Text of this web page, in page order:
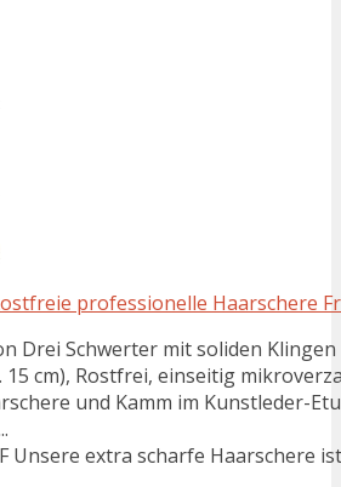
professionelle Haarschere
Drei Schwerter mit soliden
15 cm), Rostfrei, einseitig
und Kamm im Kunstleder-
Unsere extra scharfe